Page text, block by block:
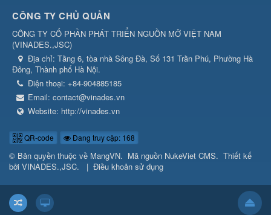
CÔNG TY CHỦ QUẢN
CÔNG TY CỔ PHẦN PHÁT TRIỂN NGUỒN MỞ VIỆT NAM
(VINADES.,JSC)
Địa chỉ: Tầng 6, tòa nhà Sông Đà, Số 131 Trần Phú, Phường Hà
Đông, Thành phố Hà Nội.
Điện thoại: +84-904885185
Email: contact@vinades.vn
Website: http://vinades.vn
QR-code Đang truy cập: 168
© Bản quyền thuộc về MangVN. Mã nguồn NukeViet CMS. Thiết kế
bởi VINADES.,JSC. | Điều khoản sử dụng